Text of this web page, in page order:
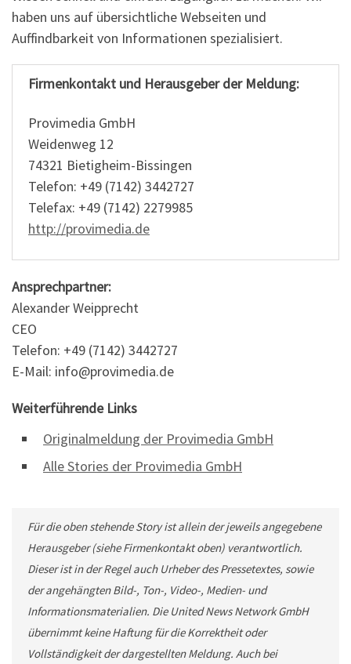
haben uns auf übersichtliche Webseiten und
Auffindbarkeit von Informationen spezialisiert.
Firmenkontakt und Herausgeber der Meldung:
Provimedia GmbH
Weidenweg 12
74321 Bietigheim-Bissingen
Telefon: +49 (7142) 3442727
Telefax: +49 (7142) 2279985
http://provimedia.de
Ansprechpartner:
Alexander Weipprecht
CEO
Telefon: +49 (7142) 3442727
E-Mail: info@provimedia.de
Weiterführende Links
Originalmeldung der Provimedia GmbH
Alle Stories der Provimedia GmbH
Für die oben stehende Story ist allein der jeweils angegebene
Herausgeber (siehe Firmenkontakt oben) verantwortlich.
Dieser ist in der Regel auch Urheber des Pressetextes, sowie
der angehängten Bild-, Ton-, Video-, Medien- und
Informationsmaterialien. Die United News Network GmbH
übernimmt keine Haftung für die Korrektheit oder
Vollständigkeit der dargestellten Meldung. Auch bei